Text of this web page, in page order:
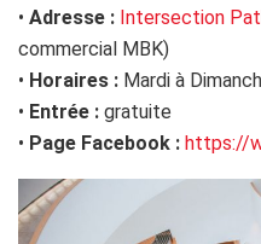
• Adresse : Intersection
commercial MBK)
• Horaires : Mardi à
• Entrée : gratuite
• Page Facebook : https://